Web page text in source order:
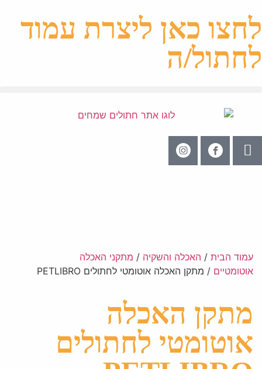
לחצו כאן ליצרת עמוד
לחתול/ה
עמוד הבית / האכלה והשקיה / מתקני האכלה
אוטומטיים / מתקן האכלה אוטומטי לחתולים PETLIBRO
מתקן האכלה
אוטומטי לחתולים